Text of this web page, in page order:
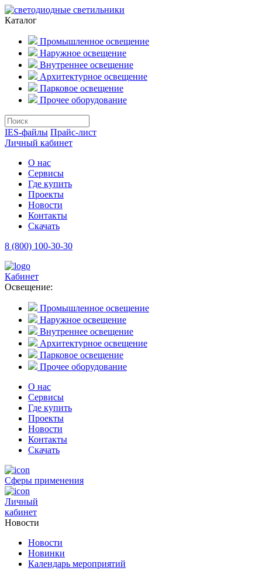
Каталог
Промышленное освещение
Наружное освещение
Внутреннее освещение
Архитектурное освещение
Парковое освещение
Прочее оборудование
IES-файлы Прайс-лист
Личный кабинет
О нас
Сервисы
Где купить
Проекты
Новости
Контакты
Скачать
8 (800) 100-30-30
Кабинет
Освещение:
Промышленное освещение
Наружное освещение
Внутреннее освещение
Архитектурное освещение
Парковое освещение
Прочее оборудование
О нас
Сервисы
Где купить
Проекты
Новости
Контакты
Скачать
Сферы применения
Личный
кабинет
Новости
Новости
Новинки
Календарь мероприятий